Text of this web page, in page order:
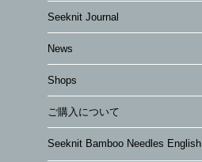
Seeknit Journal
News
Shops
ご購入について
Seeknit Bamboo Needles English